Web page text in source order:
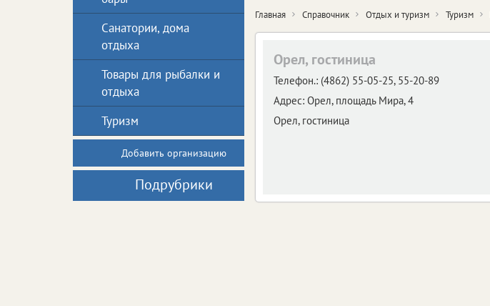
Главная Справочник Отдых и туризм Туризм
Орел, гостиница
Телефон.: (4862) 55-05-25, 55-20-89
Адрес: Орел, площадь Мира, 4
Орел, гостиница
Санатории, дома
отдыха
Товары для рыбалки и
отдыха
Туризм
Добавить организацию
Подрубрики